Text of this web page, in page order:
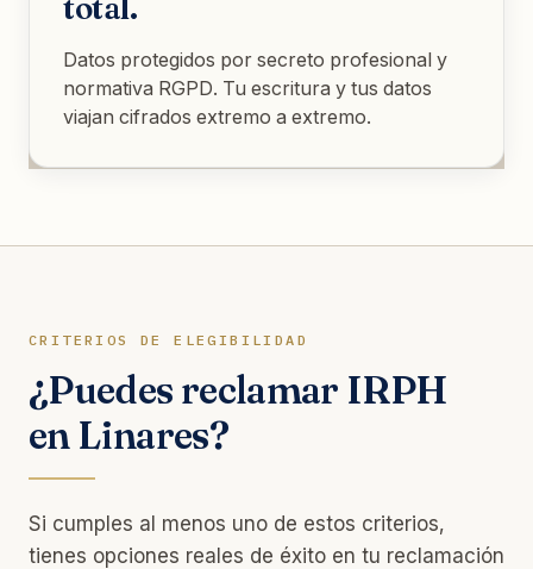
total.
Datos protegidos por secreto profesional y
normativa RGPD. Tu escritura y tus datos
viajan cifrados extremo a extremo.
CRITERIOS DE ELEGIBILIDAD
¿Puedes reclamar IRPH
en Linares?
Si cumples al menos uno de estos criterios,
tienes opciones reales de éxito en tu reclamación